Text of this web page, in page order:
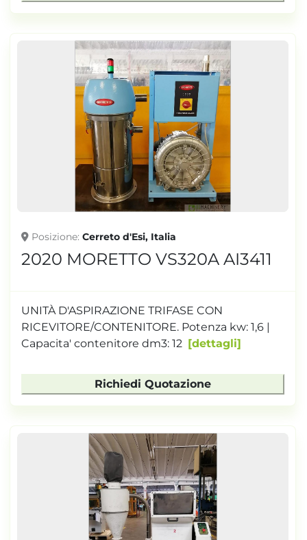
Posizione Cerreto d'Esi, Italia
2020 MORETTO VS320A AI3411
UNITÀ D'ASPIRAZIONE TRIFASE CON
RICEVITORE/CONTENITORE. Potenza kw: 1,6 |
Capacita' contenitore dm3: 12
dettagli
Richiedi Quotazione